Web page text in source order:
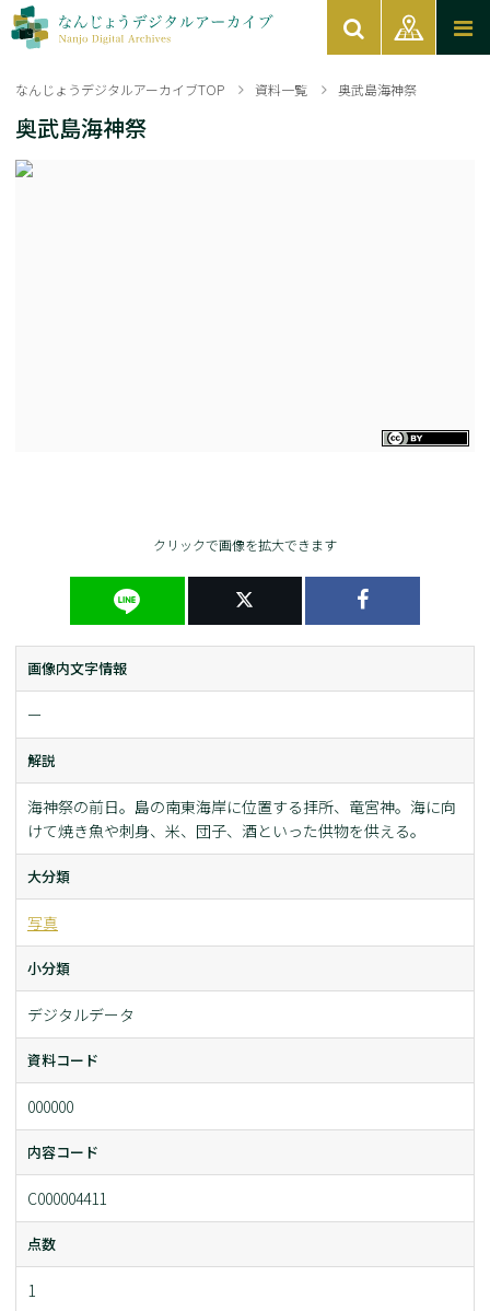
なんじょうデジタルアーカイブTOP 資料一覧 奥武島海神祭
奥武島海神祭
クリックで画像を拡大できます
画像内文字情報
ー
解説
海神祭の前日。島の南東海岸に位置する拝所、竜宮神。海に向
けて焼き魚や刺身、米、団子、酒といった供物を供える。
大分類
写真
小分類
デジタルデータ
資料コード
000000
内容コード
C000004411
点数
1